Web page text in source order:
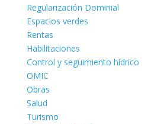
Regularización Dominial
Espacios verdes
Rentas
Habilitaciones
Control y seguimiento hídrico
OMIC
Obras
Salud
Turismo